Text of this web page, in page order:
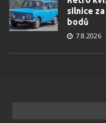
silnice
bodů
7.8.2026